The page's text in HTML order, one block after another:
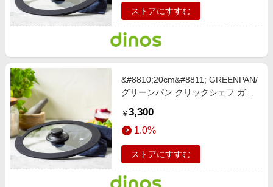
ストアにすすむ
&#8810;20cm&#8811; GREENPAN/
グリーンパン クリックシェフ ガラ
￥ 3,300
1.0%
ストアにすすむ